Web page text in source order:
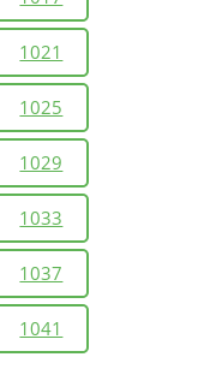
1021
1025
1029
1033
1037
1041